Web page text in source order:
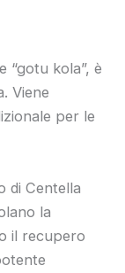
“gotu kola”, è
Viene
per le
di Centella
la
il recupero